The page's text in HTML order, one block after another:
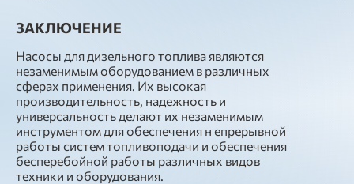
ЗАКЛЮЧЕНИЕ
Насосы для дизельного топлива являются
незаменимым оборудованием в различных
сферах применения. Их высокая
производительность, надежность и
универсальность делают их незаменимым
инструментом для обеспечения н епрерывной
работы систем топливоподачи и обеспечения
бесперебойной работы различных видов
техники и оборудования.